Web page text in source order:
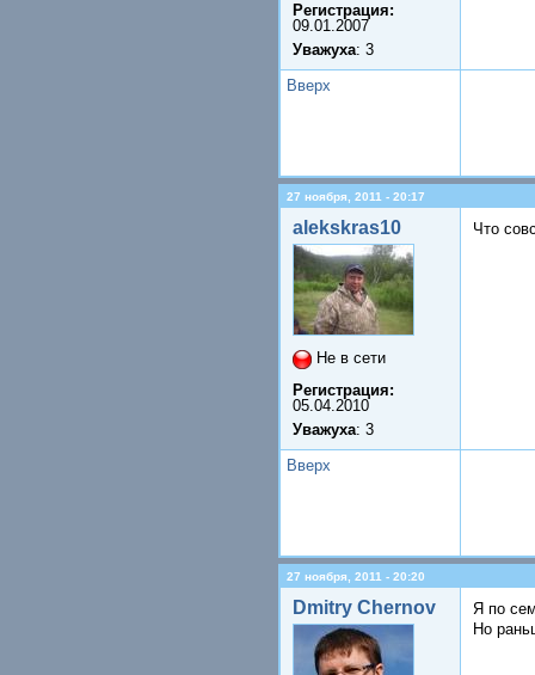
Регистрация:
09.01.2007
Уважуха: 3
Вверх
27 ноября, 2011 - 20:17
alekskras10
Не в сети
Регистрация:
05.04.2010
Уважуха: 3
Что
Вверх
27 ноября, 2011 - 20:20
Dmitry Chernov
Я по
Но